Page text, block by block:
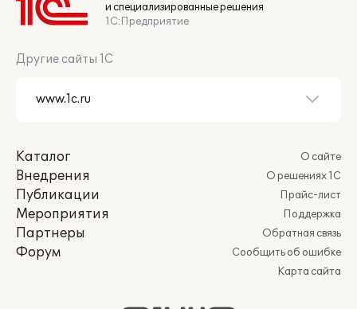
и специализированные решения
1С:Предприятие
Другие сайты 1С
Каталог
Внедрения
Публикации
Мероприятия
Партнеры
Форум
О сайте
О решениях 1С
Прайс-лист
Поддержка
Обратная связь
Сообщить об ошибке
Карта сайта